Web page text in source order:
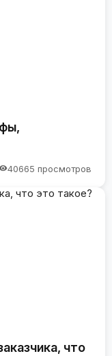
40665 просмотров
что